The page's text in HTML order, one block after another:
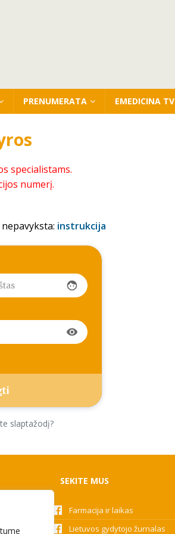
PRENUMERATA EMEDICINA TV
specialistams.
numerį.
instrukcija
face
visibility
slaptažodį?
SEKITE MUS
Farmacija ir laikas
Lietuvos gydytojo žurnalas